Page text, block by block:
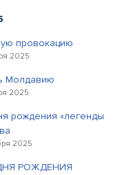
провокацию
2025
Молдавию
2025
рождения «легенды
2025
РОЖДЕНИЯ